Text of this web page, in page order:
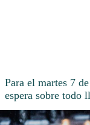
Para el martes 7
espera sobre todo